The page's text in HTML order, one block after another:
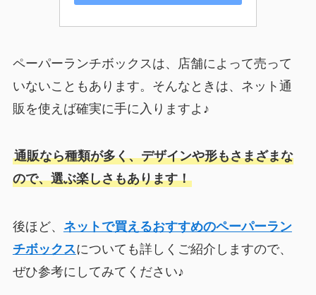
ペーパーランチボックスは、店舗によって売って
いないこともあります。そんなときは、ネット通
販を使えば確実に手に入りますよ♪
通販なら種類が多く、デザインや形もさまざまな
ので、選ぶ楽しさもあります！
後ほど、 ネットで買えるおすすめのペーパーラン
チボックスについても詳しくご紹介しますので、
ぜひ参考にしてみてください♪